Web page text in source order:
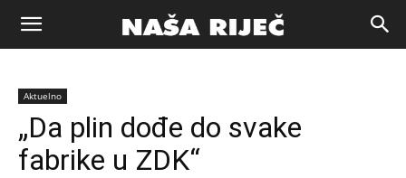
Naša
riječ
Aktuelno
„Da plin dođe do svake
fabrike u ZDK“